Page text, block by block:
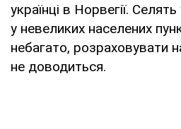
українці в Норвегії.
у невеликих населених
небагато, розраховувати
не доводиться.